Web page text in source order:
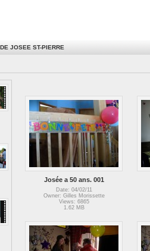
JOSEE ST-PIERRE
Josée a 50 ans. 001
Date: 04/02/11
Owner: Gilles Morissette
Views: 6865
1.62 MB